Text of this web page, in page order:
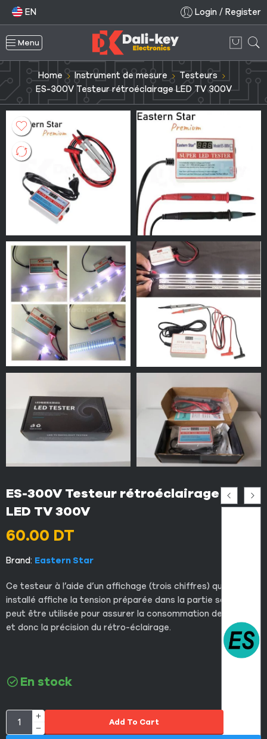
EN Login / Register
Menu
Home Instrument de mesure
Testeurs
ES-300V Testeur rétroéclairage LED TV 300V
ES-300V Testeur rétroéclairage
LED TV 300V
60.00 DT
Brand: Eastern Star
Ce testeur à l’aide d’un affichage (trois chiffres) qui y est
installé affiche la tension préparée dans la partie sortie, qui
peut être utilisée pour assurer la consommation de tension
et donc la précision du rétro-éclairage.
En stock
Add To Cart